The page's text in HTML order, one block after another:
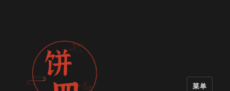
菜单